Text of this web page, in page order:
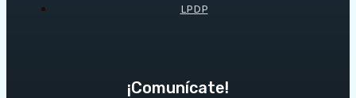
LPDP
¡Comunícate!